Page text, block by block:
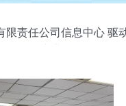
限责任公司信息中心 驱